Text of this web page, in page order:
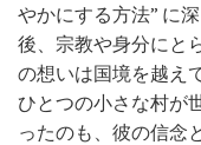
やかにする方法” に
後、宗教や身分にと
の想いは国境を越え
ひとつの小さな村が
ったのも、彼の信念